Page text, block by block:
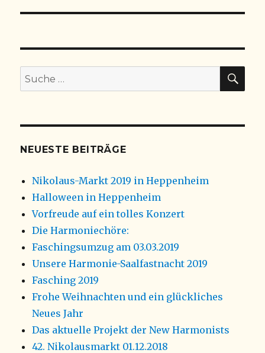
Suche
nach:
NEUESTE BEITRÄGE
Nikolaus-Markt 2019 in Heppenheim
Halloween in Heppenheim
Vorfreude auf ein tolles Konzert
Die Harmoniechöre:
Faschingsumzug am 03.03.2019
Unsere Harmonie-Saalfastnacht 2019
Fasching 2019
Frohe Weihnachten und ein glückliches
Neues Jahr
Das aktuelle Projekt der New Harmonists
42. Nikolausmarkt 01.12.2018